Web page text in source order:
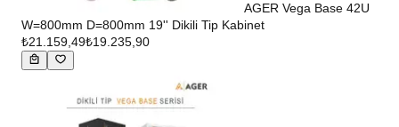
AGER Vega Base 42U
W=800mm D=800mm 19'' Dikili Tip Kabinet
₺21.159,49₺19.235,90